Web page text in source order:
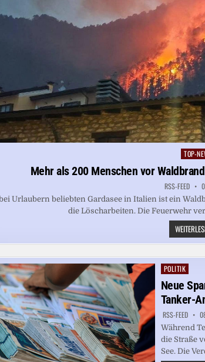
Posted
in
TOP-
Mehr als 200 Menschen vor
RSS-FEED
Urlaubern beliebten Gardasee in Italien ist ein
die Löscharbeiten. Die Feuerwehr
Posted
in
POLITIK
Neue
Tanker-
RSS-FEED
Während
die Straße
See. Die